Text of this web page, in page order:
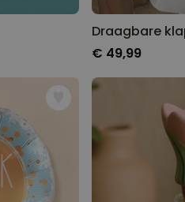
Draagbare
€ 49,99